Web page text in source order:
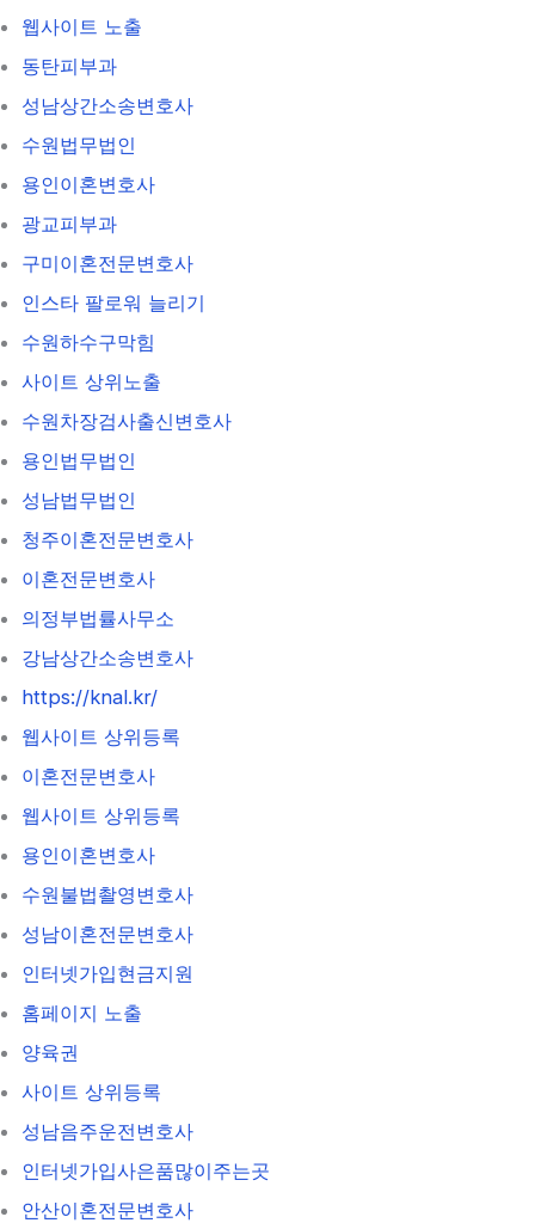
웹사이트 노출
동탄피부과
성남상간소송변호사
수원법무법인
용인이혼변호사
광교피부과
구미이혼전문변호사
인스타 팔로워 늘리기
수원하수구막힘
사이트 상위노출
수원차장검사출신변호사
용인법무법인
성남법무법인
청주이혼전문변호사
이혼전문변호사
의정부법률사무소
강남상간소송변호사
https://knal.kr/
웹사이트 상위등록
이혼전문변호사
웹사이트 상위등록
용인이혼변호사
수원불법촬영변호사
성남이혼전문변호사
인터넷가입현금지원
홈페이지 노출
양육권
사이트 상위등록
성남음주운전변호사
인터넷가입사은품많이주는곳
안산이혼전문변호사